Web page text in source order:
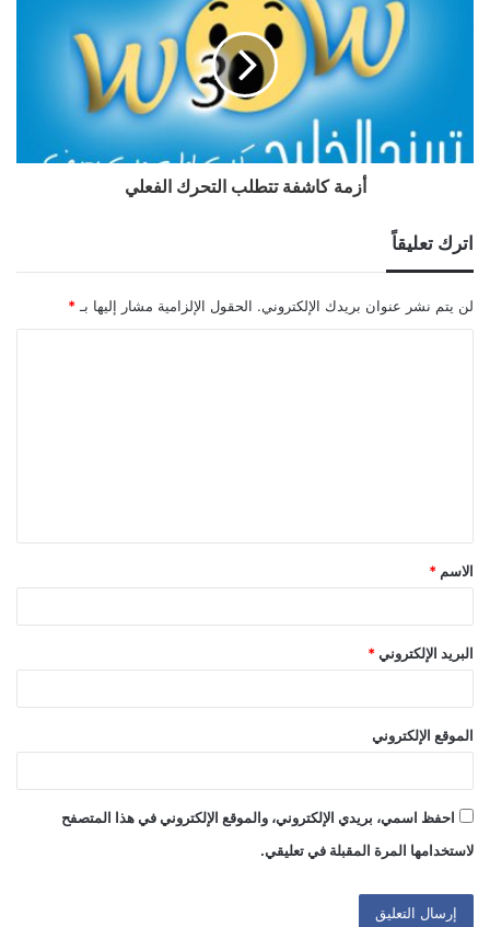
أزمة كاشفة تتطلب التحرك الفعلي
اترك تعليقاً
لن يتم نشر عنوان بريدك الإلكتروني. الحقول الإلزامية مشار إليها بـ *
ق
*
الاسم *
البريد الإلكتروني *
الموقع الإلكتروني
احفظ اسمي، بريدي الإلكتروني، والموقع الإلكتروني في هذا المتصفح
لاستخدامها المرة المقبلة في تعليقي.